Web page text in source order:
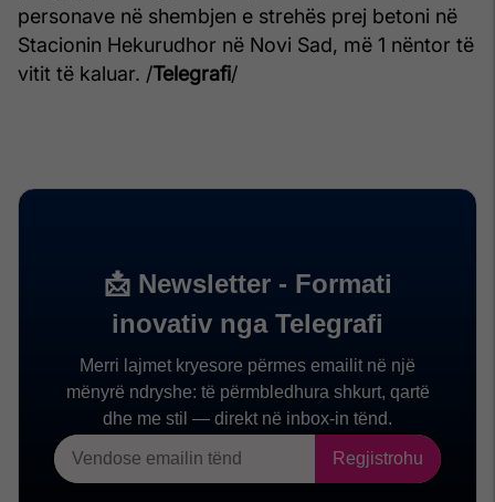
personave në shembjen e strehës prej betoni në
Stacionin Hekurudhor në Novi Sad, më 1 nëntor të
vitit të kaluar. /Telegrafi/